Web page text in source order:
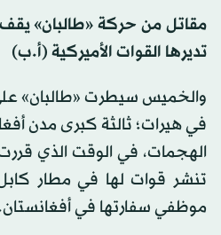
مقاتل من حركة «طالبان»
تديرها القوات الأميركية (أ.ب)
والخميس سيطرت «طالبان»
في هيرات؛ ثالثة كبرى مدن
الهجمات، في الوقت الذي قررت
تنشر قوات لها في مطار
موظفي سفارتها في